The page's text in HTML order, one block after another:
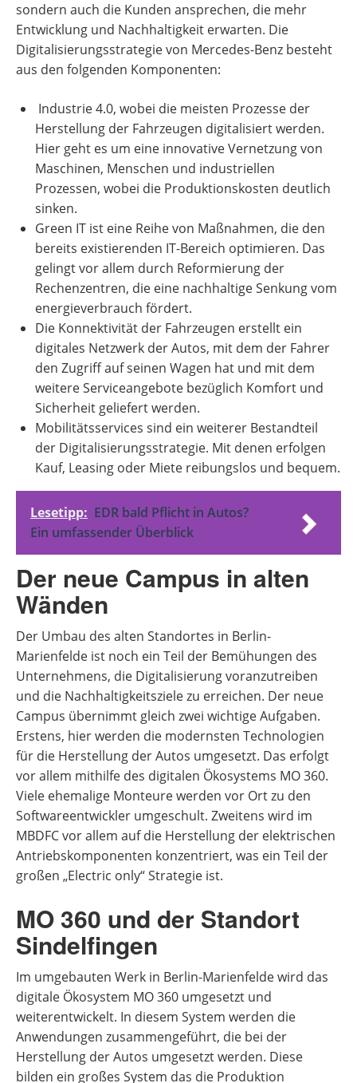
sondern auch die Kunden ansprechen, die mehr
Entwicklung und Nachhaltigkeit erwarten. Die
Digitalisierungsstrategie von Mercedes-Benz besteht
aus den folgenden Komponenten:
Industrie 4.0, wobei die meisten Prozesse der
Herstellung der Fahrzeugen digitalisiert werden.
Hier geht es um eine innovative Vernetzung von
Maschinen, Menschen und industriellen
Prozessen, wobei die Produktionskosten deutlich
sinken.
Green IT ist eine Reihe von Maßnahmen, die den
bereits existierenden IT-Bereich optimieren. Das
gelingt vor allem durch Reformierung der
Rechenzentren, die eine nachhaltige Senkung vom
energieverbrauch fördert.
Die Konnektivität der Fahrzeugen erstellt ein
digitales Netzwerk der Autos, mit dem der Fahrer
den Zugriff auf seinen Wagen hat und mit dem
weitere Serviceangebote bezüglich Komfort und
Sicherheit geliefert werden.
Mobilitätsservices sind ein weiterer Bestandteil
der Digitalisierungsstrategie. Mit denen erfolgen
Kauf, Leasing oder Miete reibungslos und bequem.
Lesetipp: EDR bald Pflicht in Autos?
Ein umfassender Überblick
Der neue Campus in alten
Wänden
Der Umbau des alten Standortes in Berlin-
Marienfelde ist noch ein Teil der Bemühungen des
Unternehmens, die Digitalisierung voranzutreiben
und die Nachhaltigkeitsziele zu erreichen. Der neue
Campus übernimmt gleich zwei wichtige Aufgaben.
Erstens, hier werden die modernsten Technologien
für die Herstellung der Autos umgesetzt. Das erfolgt
vor allem mithilfe des digitalen Ökosystems MO 360.
Viele ehemalige Monteure werden vor Ort zu den
Softwareentwickler umgeschult. Zweitens wird im
MBDFC vor allem auf die Herstellung der elektrischen
Antriebskomponenten konzentriert, was ein Teil der
großen „Electric only“ Strategie ist.
MO 360 und der Standort
Sindelfingen
Im umgebauten Werk in Berlin-Marienfelde wird das
digitale Ökosystem MO 360 umgesetzt und
weiterentwickelt. In diesem System werden die
Anwendungen zusammengeführt, die bei der
Herstellung der Autos umgesetzt werden. Diese
bilden ein großes System das die Produktion